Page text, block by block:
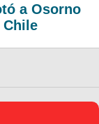
a Osorno
Chile